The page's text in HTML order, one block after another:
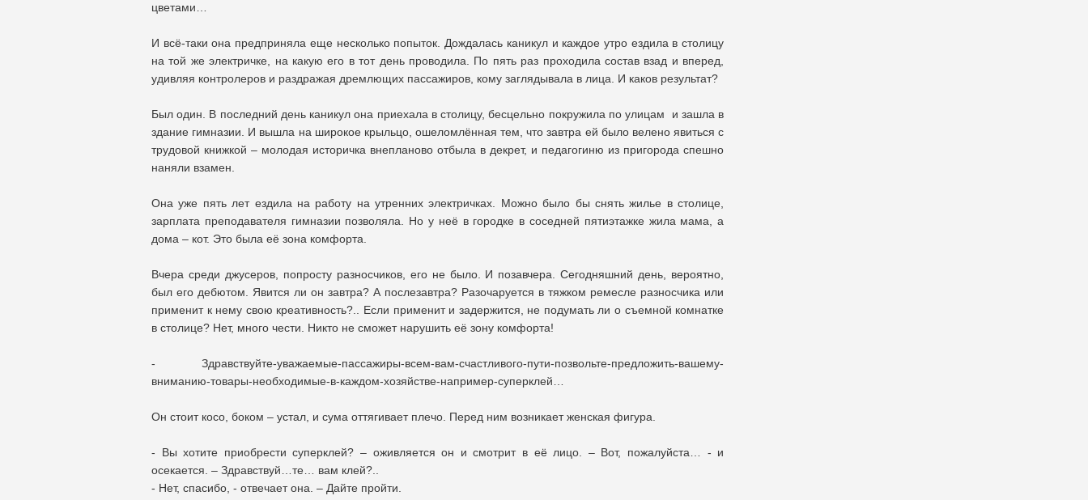
цветами…
И всё-таки она предприняла еще несколько попыток. Дождалась каникул и каждое утро ездила в столицу
на той же электричке, на какую его в тот день проводила. По пять раз проходила состав взад и вперед,
удивляя контролеров и раздражая дремлющих пассажиров, кому заглядывала в лица. И каков результат?
Был один. В последний день каникул она приехала в столицу, бесцельно покружила по улицам и зашла в
здание гимназии. И вышла на широкое крыльцо, ошеломлённая тем, что завтра ей было велено явиться с
трудовой книжкой – молодая историчка внепланово отбыла в декрет, и педагогиню из пригорода спешно
наняли взамен.
Она уже пять лет ездила на работу на утренних электричках. Можно было бы снять жилье в столице,
зарплата преподавателя гимназии позволяла. Но у неё в городке в соседней пятиэтажке жила мама, а
дома – кот. Это была её зона комфорта.
Вчера среди джусеров, попросту разносчиков, его не было. И позавчера. Сегодняшний день, вероятно,
был его дебютом. Явится ли он завтра? А послезавтра? Разочаруется в тяжком ремесле разносчика или
применит к нему свою креативность?.. Если применит и задержится, не подумать ли о съемной комнатке
в столице? Нет, много чести. Никто не сможет нарушить её зону комфорта!
- Здравствуйте-уважаемые-пассажиры-всем-вам-счастливого-пути-позвольте-предложить-вашему-
вниманию-товары-необходимые-в-каждом-хозяйстве-например-суперклей…
Он стоит косо, боком – устал, и сума оттягивает плечо. Перед ним возникает женская фигура.
- Вы хотите приобрести суперклей? – оживляется он и смотрит в её лицо. – Вот, пожалуйста… - и
осекается. – Здравствуй…те… вам клей?..
- Нет, спасибо, - отвечает она. – Дайте пройти.